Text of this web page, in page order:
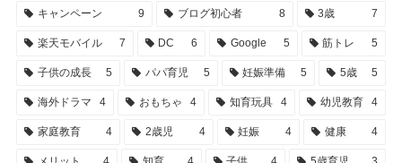
キャンペーン 9 ブログ初心者 8 3歳 7
楽天モバイル 7 DC 6 Google 5 筋トレ 5
子供の成長 5 パパ育児 5 妊娠準備 5 5歳 5
海外ドラマ 4 おもちゃ 4 知育玩具 4 幼児教育 4
家庭教育 4 2歳児 4 妊娠 4 健康 4